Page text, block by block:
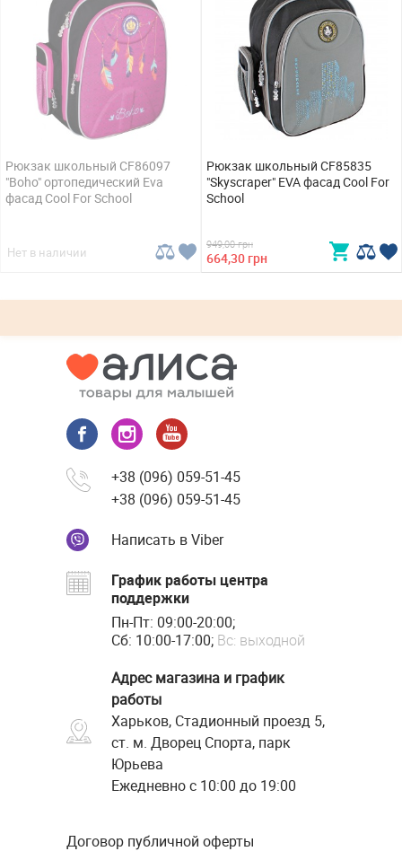
Рюкзак школьный CF86097
"Boho" ортопедический Eva
фасад Cool For School
Нет в наличии
Рюкзак школьный CF85835
"Skyscraper" EVA фасад Cool For
School
949,00 грн
664,30 грн
+38 (096) 059-51-45
+38 (096) 059-51-45
Написать в Viber
График работы центра
поддержки
Пн-Пт: 09:00-20:00;
Сб: 10:00-17:00; Вс: выходной
Адрес магазина и график
работы
Харьков, Стадионный проезд 5,
ст. м. Дворец Спорта, парк
Юрьева
Ежедневно с 10:00 до 19:00
Договор публичной оферты